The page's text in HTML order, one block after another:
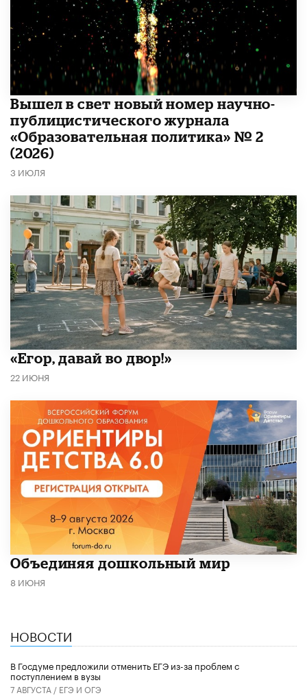
Вышел в свет новый номер научно-
публицистического журнала
«Образовательная политика» № 2
(2026)
3 ИЮЛЯ
«Егор, давай во двор!»
22 ИЮНЯ
​Объединяя дошкольный мир
8 ИЮНЯ
НОВОСТИ
В Госдуме предложили отменить ЕГЭ из-за проблем с
поступлением в вузы
7 АВГУСТА / ЕГЭ И ОГЭ